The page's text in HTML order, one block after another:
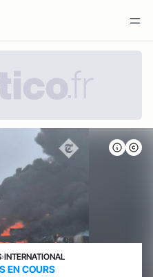
›INTERNATIONAL
EN COURS